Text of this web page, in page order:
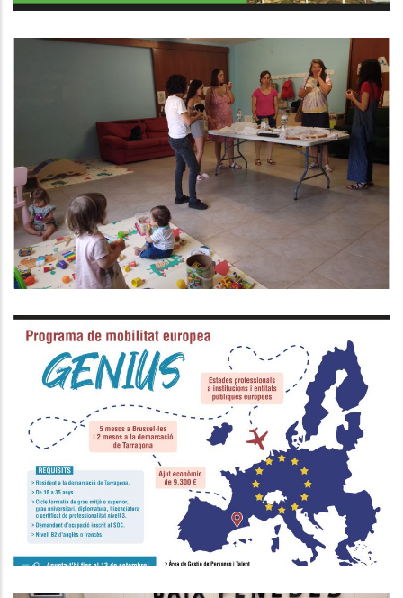
FINALITZA L’ESPAI DE CRIANÇA PER
A FAMÍLIES AMB FILLS DE 0 A 3
ANYS I MARES EMBARASSADES AL
CENTRE CÍVIC DE LES PEDRERES
Programa GENIUS: Convocatòria
2024-2025 OBERTA
Joventut